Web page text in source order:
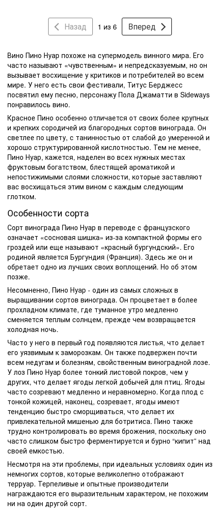
Назад 1 из 6 Вперед
Вино Пино Нуар похоже на супермодель винного мира. Его
часто называют «чувственным» и непредсказуемым, но он
вызывает восхищение у критиков и потребителей во всем
мире. У него есть свои фестивали, Титус Берджесс
посвятил ему песню, персонажу Пола Джаматти в Sideways
понравилось вино.
Красное Пино особенно отличается от своих более крупных
и крепких сородичей из благородных сортов винограда. Он
светлее по цвету, с танинностью от слабой до умеренной и
хорошо структурированной кислотностью. Тем не менее,
Пино Нуар, кажется, наделен во всех нужных местах
фруктовым богатством, блестящей ароматикой и
непостижимыми слоями сложности, которые заставляют
вас восхищаться этим вином с каждым следующим
глотком.
Особенности сорта
Сорт винограда Пино Нуар в переводе с французского
означает «сосновая шишка» из-за компактной формы его
гроздей или еще называют «красный бургундский». Его
родиной является Бургундия (Франция). Здесь же он и
обретает одно из лучших своих воплощений. Но об этом
позже.
Несомненно, Пино Нуар - один из самых сложных в
выращивании сортов винограда. Он процветает в более
прохладном климате, где туманное утро медленно
сменяется теплым солнцем, прежде чем возвращается
холодная ночь.
Часто у него в первый год появляются листья, что делает
его уязвимым к заморозкам. Он также подвержен почти
всем недугам и болезням, свойственным виноградной лозе.
У лоз Пино Нуар более тонкий листовой покров, чем у
других, что делает ягоды легкой добычей для птиц. Ягоды
часто созревают медленно и неравномерно. Когда плод с
тонкой кожицей, наконец, созревает, ягоды имеют
тенденцию быстро сморщиваться, что делает их
привлекательной мишенью для ботритиса. Пино также
трудно контролировать во время брожения, поскольку оно
часто слишком быстро ферментируется и бурно “кипит” над
своей емкостью.
Несмотря на эти проблемы, при идеальных условиях один из
немногих сортов, которые великолепно отображают
терруар. Терпеливые и опытные производители
награждаются его выразительным характером, не похожим
ни на один другой сорт.